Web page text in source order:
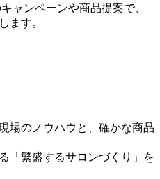
ャンペーンや商品提案で、
ます。
場のノウハウと、確かな商品
「繁盛するサロンづくり」を